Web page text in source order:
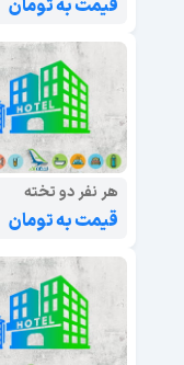
قیمت به تومان
هر نفر دو تخته
قیمت به تومان